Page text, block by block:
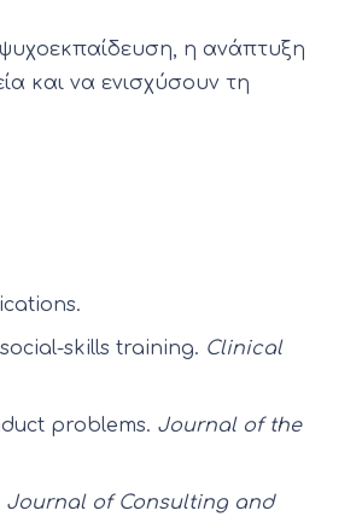
η ανάπτυξη
και να ενισχύσουν τη
skills training. Clinical
problems. Journal of the
Journal of Consulting and